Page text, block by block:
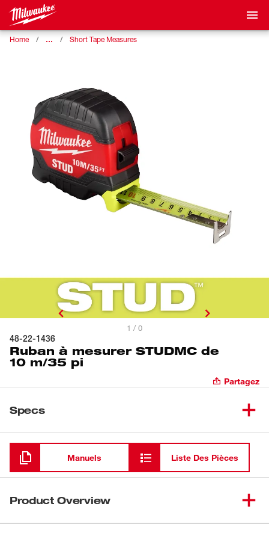
Home … Short Tape Measures
1 / 0
48-22-1436
Ruban à mesurer STUDMC de
10 m/35 pi
Partagez
Specs
Chargement
Manuels Liste Des Pièces
Product Overview